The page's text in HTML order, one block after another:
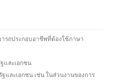
ารถประกอบอาชีพที่ต้องใช้ภาษา
และเอกชน
และเอกชน เช่น ในส่วนงานของการ